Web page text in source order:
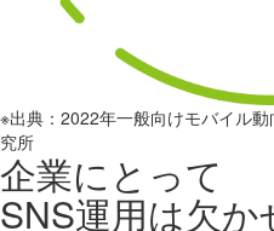
※出典：2022年一般向けモバイル
究所
企業にとって
SNS運用は欠か